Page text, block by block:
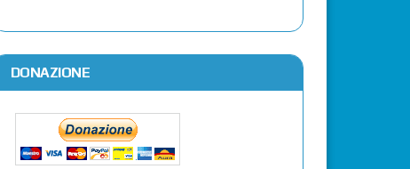
DONAZIONE